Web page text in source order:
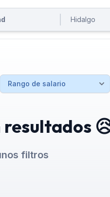
filtros